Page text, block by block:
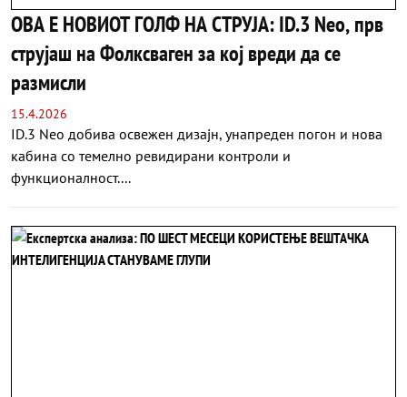
ОВА Е НОВИОТ ГОЛФ НА СТРУЈА: ID.3 Neo, прв
струјаш на Фолксваген за кој вреди да се
размисли
15.4.2026
ID.3 Neo добива освежен дизајн, унапреден погон и нова
кабина со темелно ревидирани контроли и
функционалност....